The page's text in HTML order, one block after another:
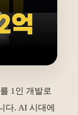
1인 개발로
다. AI 시대에